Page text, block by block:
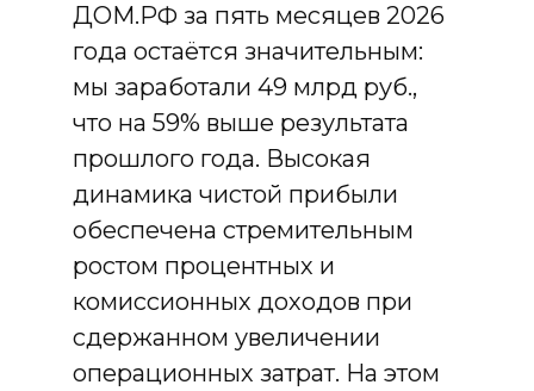
ДОМ.РФ за пять месяцев 2026
года остаётся значительным:
мы заработали 49 млрд руб.,
что на 59% выше результата
прошлого года. Высокая
динамика чистой прибыли
обеспечена стремительным
ростом процентных и
комиссионных доходов при
сдержанном увеличении
операционных затрат. На этом